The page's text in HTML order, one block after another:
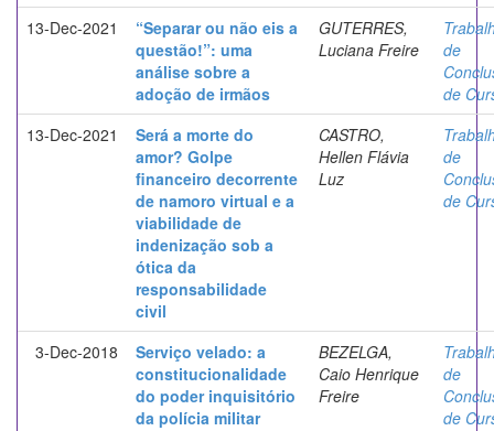
13-Dec-2021
“Separar ou não eis a
questão!”: uma
análise sobre a
adoção de irmãos
GUTERRES,
Luciana Freire
de
de
13-Dec-2021
Será a morte do
amor? Golpe
financeiro decorrente
de namoro virtual e a
viabilidade de
indenização sob a
ótica da
responsabilidade
civil
CASTRO,
Hellen Flávia
Luz
de
de
3-Dec-2018
Serviço velado: a
constitucionalidade
do poder inquisitório
da polícia militar
BEZELGA,
Caio Henrique
Freire
de
de